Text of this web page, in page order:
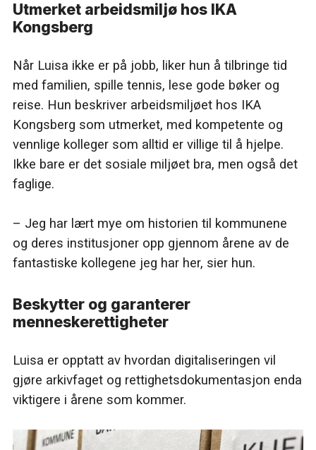
Utmerket arbeidsmiljø hos IKA
Kongsberg
Når Luisa ikke er på jobb, liker hun å tilbringe tid
med familien, spille tennis, lese gode bøker og
reise. Hun beskriver arbeidsmiljøet hos IKA
Kongsberg som utmerket, med kompetente og
vennlige kolleger som alltid er villige til å hjelpe.
Ikke bare er det sosiale miljøet bra, men også det
faglige.
– Jeg har lært mye om historien til kommunene
og deres institusjoner opp gjennom årene av de
fantastiske kollegene jeg har her, sier hun.
Beskytter og garanterer
menneskerettigheter
Luisa er opptatt av hvordan digitaliseringen vil
gjøre arkivfaget og rettighetsdokumentasjon enda
viktigere i årene som kommer.